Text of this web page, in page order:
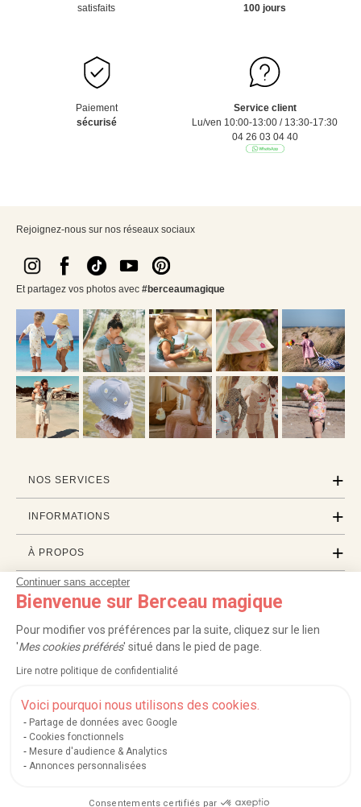
Continuer sans accepter
Bienvenue sur Berceau magique
Pour modifier vos préférences par la suite, cliquez sur le lien
'Mes cookies préférés' situé dans le pied de page.
Lire notre politique de confidentialité
Voici pourquoi nous utilisons des cookies.
Partage de données avec Google
Cookies fonctionnels
Mesure d'audience & Analytics
Annonces personnalisées
Consentements certifiés par
satisfaits
100 jours
Paiement
sécurisé
Service client
Lu/ven 10:00-13:00 / 13:30-17:30
04 26 03 04 40
Rejoignez-nous sur nos réseaux sociaux
Et partagez vos photos avec #berceaumagique
NOS SERVICES
INFORMATIONS
À PROPOS
PROFESSIONNELS
LISTES CADEAUX
Service après-vente| FAQ |Rappels de produits|Protection des données
Mentions légales et crédits Conditions générales de ventes
Nos moyens de paiement sécurisés